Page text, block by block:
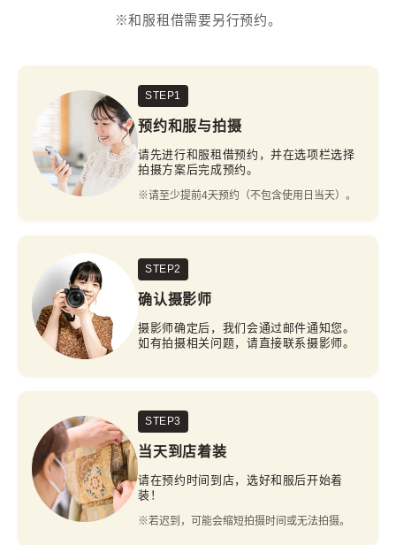
※和服租借需要另行预约。
STEP1
预约和服与拍摄
请先进行和服租借预约，并在选项栏选择
拍摄方案后完成预约。
※请至少提前4天预约（不包含使用日当天）。
STEP2
确认摄影师
摄影师确定后，我们会通过邮件通知您。
如有拍摄相关问题，请直接联系摄影师。
STEP3
当天到店着装
请在预约时间到店，选好和服后开始着
装！
※若迟到，可能会缩短拍摄时间或无法拍摄。